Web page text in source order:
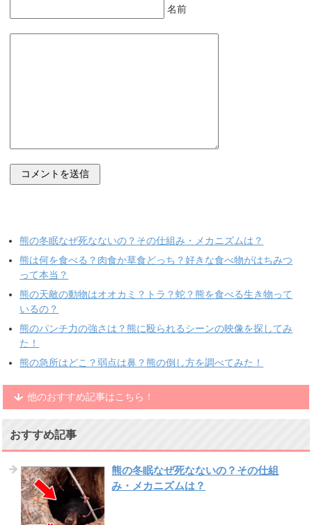
名前
熊の冬眠なぜ死なないの？その仕組み・メカニズムは？
熊は何を食べる？肉食か草食どっち？好きな食べ物がはちみつ
って本当？
熊の天敵の動物はオオカミ？トラ？蛇？熊を食べる生き物って
いるの？
熊のパンチ力の強さは？熊に殴られるシーンの映像を探してみ
た！
熊の急所はどこ？弱点は鼻？熊の倒し方を調べてみた！
他のおすすめ記事はこちら！
おすすめ記事
熊の冬眠なぜ死なないの？その仕組
み・メカニズムは？